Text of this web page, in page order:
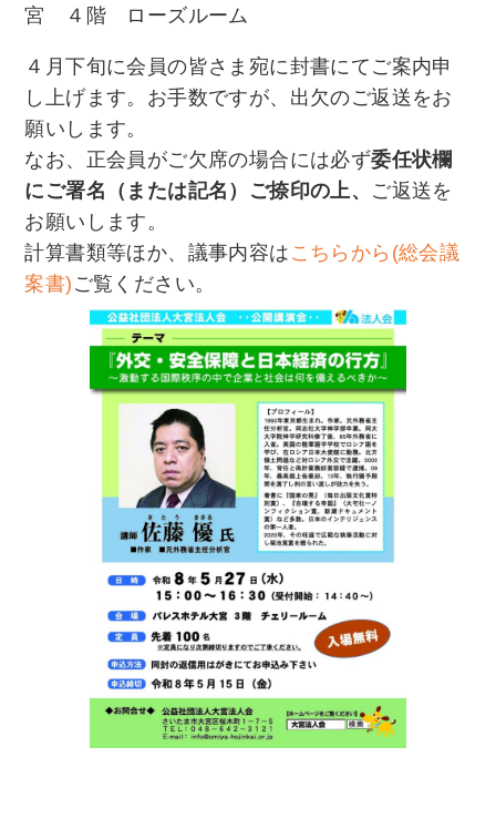
宮 ４階 ローズルーム
４月下旬に会員の皆さま宛に封書にてご案内申
し上げます。お手数ですが、出欠のご返送をお
願いします。
なお、正会員がご欠席の場合には必ず委任状欄
にご署名（または記名）ご捺印の上、 ご返送を
お願いします。
計算書類等ほか、議事内容は こちらから(総会議
案書) ご覧ください。